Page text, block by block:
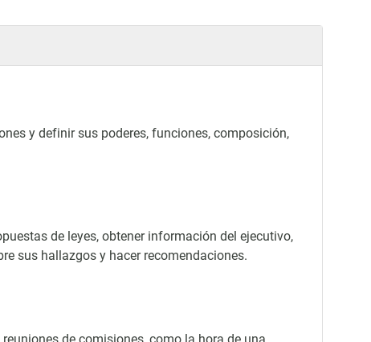
y definir sus poderes, funciones, composición,
de leyes, obtener información del ejecutivo,
sus hallazgos y hacer recomendaciones.